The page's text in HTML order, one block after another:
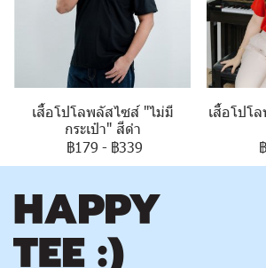
เสื้อโปโลพลัสไซส์ "ไม่มี
กระเป๋า" สีดำ
฿179 - ฿339
เสื้อโปโ